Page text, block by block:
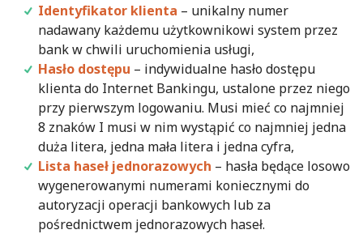
Identyfikator klienta – unikalny numer
nadawany każdemu użytkownikowi system przez
bank w chwili uruchomienia usługi,
Hasło dostępu – indywidualne hasło dostępu
klienta do Internet Bankingu, ustalone przez niego
przy pierwszym logowaniu. Musi mieć co najmniej
8 znaków I musi w nim wystąpić co najmniej jedna
duża litera, jedna mała litera i jedna cyfra,
Lista haseł jednorazowych – hasła będące losowo
wygenerowanymi numerami koniecznymi do
autoryzacji operacji bankowych lub za
pośrednictwem jednorazowych haseł.